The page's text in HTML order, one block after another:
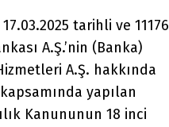
tarihli ve 11176
A.Ş.’nin (Banka)
A.Ş. hakkında
yapılan
Kanununun 18 inci